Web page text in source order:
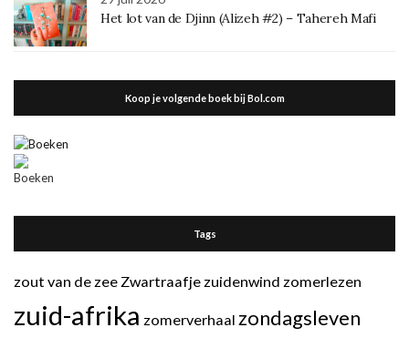
Het lot van de Djinn (Alizeh #2) – Tahereh Mafi
Koop je volgende boek bij Bol.com
Tags
zout van de zee Zwartraafje zuidenwind zomerlezen
zuid-afrika zomerverhaal zondagsleven